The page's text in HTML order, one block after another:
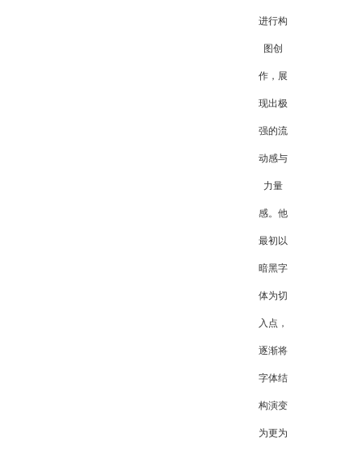
进行构
图创
作，展
现出极
强的流
动感与
力量
感。他
最初以
暗黑字
体为切
入点，
逐渐将
字体结
构演变
为更为